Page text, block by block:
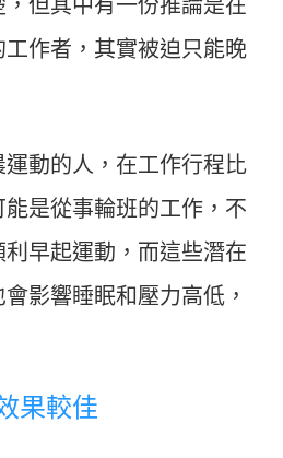
但其中有一份推論是在
作者，其實被迫只能晚
動的人，在工作行程比
是從事輪班的工作，不
早起運動，而這些潛在
影響睡眠和壓力高低，
果較佳